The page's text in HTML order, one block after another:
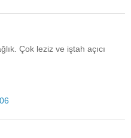
Çok leziz ve iştah açıcı